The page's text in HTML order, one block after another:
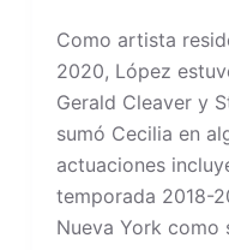
Como artista
2020, López
Gerald Cleaver y
sumó Cecilia en
actuaciones
temporada 2018-
Nueva York como